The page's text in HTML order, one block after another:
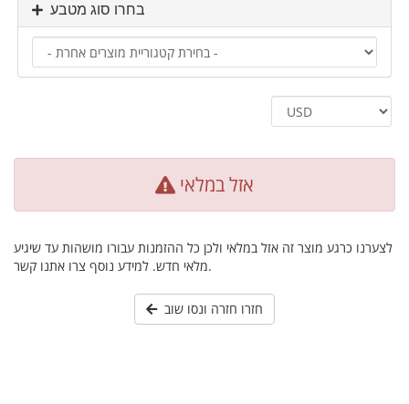
בחרו סוג מטבע
אזל במלאי
לצערנו כרגע מוצר זה אזל במלאי ולכן כל ההזמנות עבורו מושהות עד שיגיע
מלאי חדש. למידע נוסף צרו אתנו קשר.
חזרו חזרה ונסו שוב